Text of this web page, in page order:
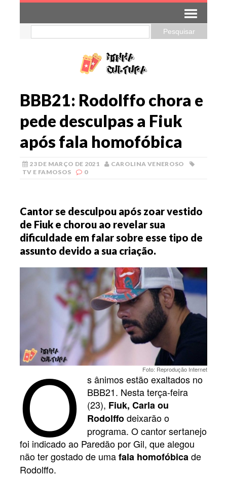
BBB21: Rodolffo chora e
pede desculpas a Fiuk
após fala homofóbica
23 DE MARÇO DE 2021
CAROLINA VENEROSO
TV E FAMOSOS
0
Cantor se desculpou após zoar vestido
de Fiuk e chorou ao revelar sua
dificuldade em falar sobre esse tipo de
assunto devido a sua criação.
Foto: Reprodução Internet
O s ânimos estão exaltados no
BBB21. Nesta terça-feira
(23), Fiuk, Carla ou
Rodolffodeixarão o
programa. O cantor sertanejo
foi indicado ao Paredão por Gil, que alegou
não ter gostado de umafala homofóbicade
Rodolffo.